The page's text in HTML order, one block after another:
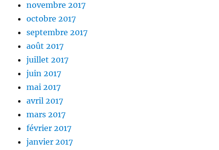
novembre 2017
octobre 2017
septembre 2017
août 2017
juillet 2017
juin 2017
mai 2017
avril 2017
mars 2017
février 2017
janvier 2017